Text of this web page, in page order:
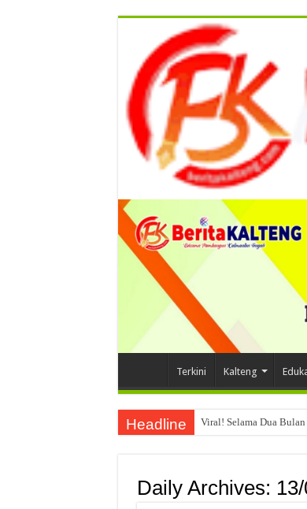
Terkini Kalteng
Headline Viral! Selama Dua
Daily Archives: